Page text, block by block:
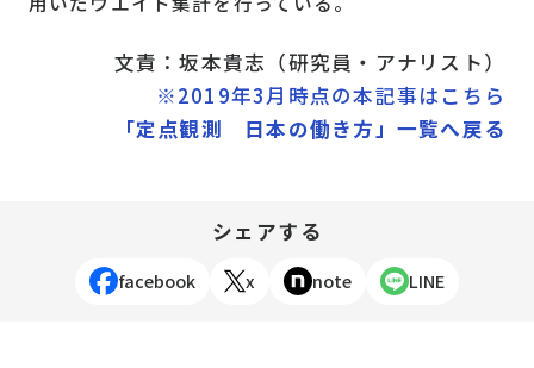
文責：坂本貴志（研究員・アナリスト）
※2019年3月時点の本記事はこちら
「定点観測 日本の働き方」一覧へ戻る
シェアする
facebook x note LINE